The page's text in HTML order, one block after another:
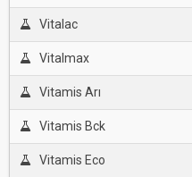
Vitalac
Vitalmax
Vitamis Arı
Vitamis Bck
Vitamis Eco